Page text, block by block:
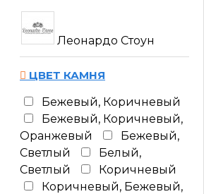
Леонардо Стоун
ЦВЕТ КАМНЯ
Бежевый, Коричневый
Бежевый, Коричневый,
Оранжевый
Бежевый,
Светлый
Белый,
Светлый
Коричневый
Коричневый, Бежевый,